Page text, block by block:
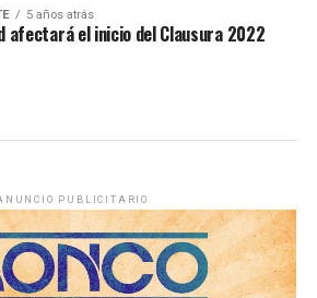
5 años atrás
afectará el inicio del Clausura 2022
PUBLICITARIO